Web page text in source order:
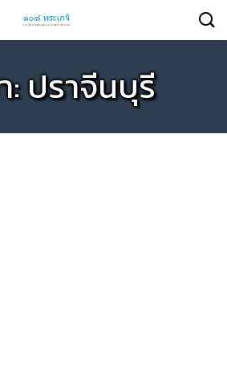
: ปราจีนบุรี